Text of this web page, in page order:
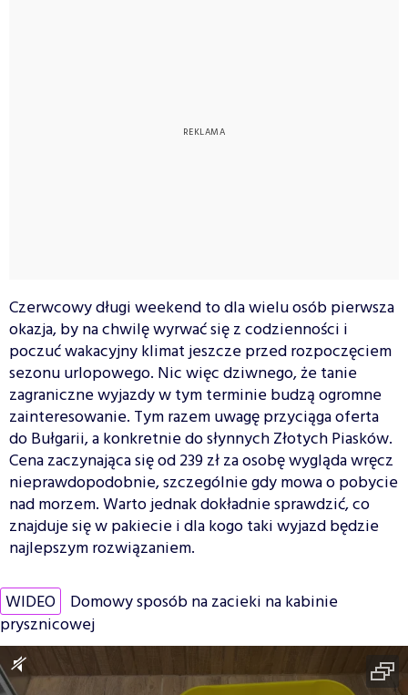
Czerwcowy długi weekend to dla wielu osób pierwsza
okazja, by na chwilę wyrwać się z codzienności i
poczuć wakacyjny klimat jeszcze przed rozpoczęciem
sezonu urlopowego. Nic więc dziwnego, że tanie
zagraniczne wyjazdy w tym terminie budzą ogromne
zainteresowanie. Tym razem uwagę przyciąga oferta
do Bułgarii, a konkretnie do słynnych Złotych Piasków.
Cena zaczynająca się od 239 zł za osobę wygląda wręcz
nieprawdopodobnie, szczególnie gdy mowa o pobycie
nad morzem. Warto jednak dokładnie sprawdzić, co
znajduje się w pakiecie i dla kogo taki wyjazd będzie
najlepszym rozwiązaniem.
WIDEO Domowy sposób na zacieki na kabinie
prysznicowej